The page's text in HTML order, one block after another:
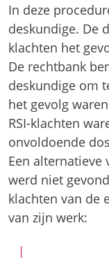
In deze
deskundige. De
klachten het
De rechtbank
deskundige om
het gevolg
RSI-klachten
onvoldoende
Een alternatieve
werd niet
klachten van de
van zijn werk: